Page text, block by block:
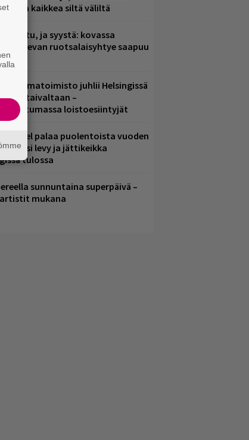
ja kaikkea siltä väliltä
mainittu, ja syystä: kovassa
olevan ruotsalaisyhtye saapuu
ohjelmatoimisto juhlii Helsingissä
taivaltaan –
loistoesiintyjät
Channel palaa puolentoista vuoden
– uusi levy ja jättikeikka
tulossa
sunnuntaina superpäivä –
mukana